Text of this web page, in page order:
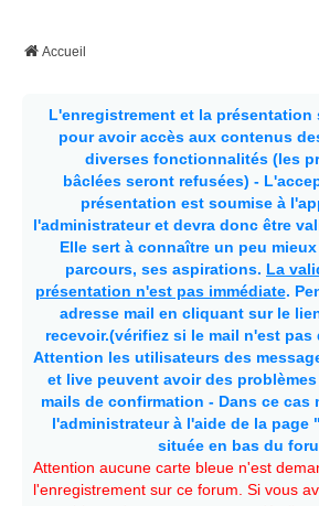
Accueil
L'enregistrement et la
pour avoir accès aux contenus
diverses fonctionnalités (les
bâclées seront refusées) -
présentation est soumise à
l'administrateur et devra donc être
Elle sert à connaître un peu
parcours, ses aspirations. La
présentation n'est pas immédiate.
adresse mail en cliquant sur le
recevoir.(vérifiez si le mail n'est pas
Attention les utilisateurs des
et live peuvent avoir des
mails de confirmation - Dans ce cas
l'administrateur à l'aide de la
située en bas du
Attention aucune carte bleue n'est
l'enregistrement sur ce forum. Si vous